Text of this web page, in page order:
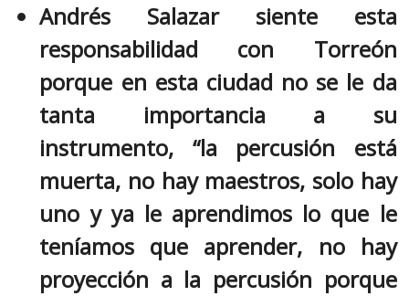
e
b
o
o
k
itt
er s
A
p
Andrés Salazar siente esta
responsabilidad con Torreón
porque en esta ciudad no se le da
tanta importancia a su
instrumento, “la percusión está
muerta, no hay maestros, solo hay
uno y ya le aprendimos lo que le
teníamos que aprender, no hay
proyección a la percusión porque